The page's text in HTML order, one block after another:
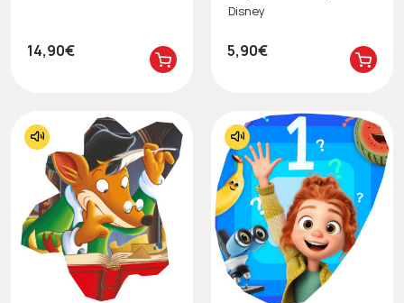
14,90€
Disney
5,90€